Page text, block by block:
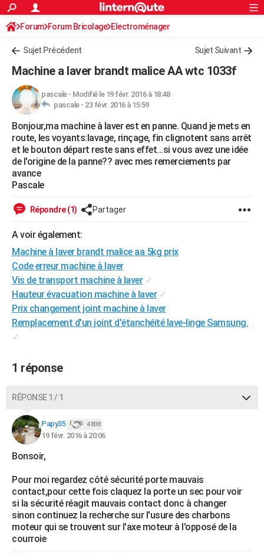
ACTUALITÉS
Politique
Société
Faits Divers
Education
Monde
Villes
+
FINANCE
Retraite
Impôts
Epargne
Immobilier
Risques naturels par ville
Banque
Assurance
Crédit
AUTO
Essais
Réserver un essai
Citadines
Berlines
SUV
Forum auto
+HIGH-TECH
Mobiles
Meilleur smartphone
Internet
Ordinateurs
Jeux vidéo
Guide high-tech
+BRICOLAGE
Forum
Aménagement intérieur
Extérieur
Cuisine
Salle de bains
Jardinage
Rangement
WEEK-END
Guides de France
Escapades
Patrimoine
Expositions
Musées
Week-end nature
LIFESTYLE
SANTE
Alimentation
Guide de la santé
Maladies
Médicaments
Sommeil
VOYAGE
Destinations
City break
Voyage nature
Voyage de noces
Forum
Climat
+PHOTO
GUIDES D'ACHAT
BONS PLANS
Carte de Noël
Carte Bonne année
Carte Saint-Valentin
Carte Pâques
Carte d'anniversaire
DICTIONNAIRE
Dictionnaire
Biographies
Citations
Expressions
Proverbes
PROGRAMME TV
COPAINS D'AVANT
S'inscrire
Se connecter
Lycées
Collèges
Primaires
Universités
Entreprises
Service militaire
Avis de recherche
AVIS DE DÉCÈS
Bricolage
Lifestyle
Culture
Sport
Auto
Television
Voyage
Cinema
S'inscrire
Connexion
Forum Forum Bricolage Electroménager
Sujet Précédent Sujet Suivant
Machine a laver brandt malice AA wtc 1033f
pascale- Modifié le 19 févr. 2016 à 18:48
pascale - 23 févr. 2016 à 15:59
Bonjour,ma machine à laver est en panne. Quand je mets en
route, les voyants:lavage, rinçage, fin clignotent sans arrêt
et le bouton départ reste sans effet...si vous avez une idée
de l'origine de la panne?? avec mes remerciements par
avance
Pascale
Répondre (1) Partager
A voir également:
Machine à laver brandt malice aa 5kg prix
Code erreur machine à laver
Vis de transport machine à laver ✓
Hauteur évacuation machine à laver ✓
Prix changement joint machine à laver
Remplacement d'un joint d'étanchéité lave-linge Samsung.
✓
1 réponse
RÉPONSE 1 / 1
Papy35 4 808
19 févr. 2016 à 20:06
Bonsoir,
Pour moi regardez côté sécurité porte mauvais
contact,pour cette fois claquez la porte un sec pour voir
si la sécurité réagit mauvais contact donc à changer
sinon continuez la recherche sur l'usure des charbons
moteur qui se trouvent sur l'axe moteur à l'opposé de la
courroie